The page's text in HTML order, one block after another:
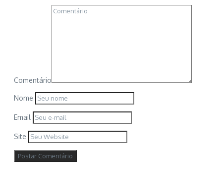
Comentário
Nome
Email
Site